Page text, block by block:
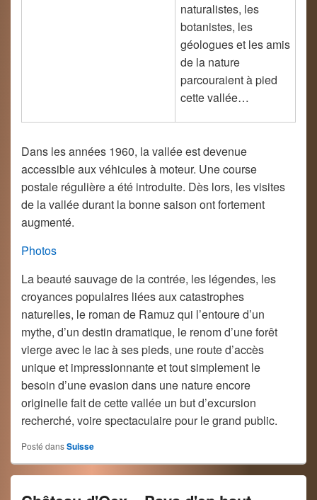
naturalistes, les
botanistes, les
géologues et les amis
de la nature
parcouraient à pied
cette vallée…
Dans les années 1960, la vallée est devenue
accessible aux véhicules à moteur. Une course
postale régulière a été introduite. Dès lors, les visites
de la vallée durant la bonne saison ont fortement
augmenté.
Photos
La beauté sauvage de la contrée, les légendes, les
croyances populaires liées aux catastrophes
naturelles, le roman de Ramuz qui l’entoure d’un
mythe, d’un destin dramatique, le renom d’une forêt
vierge avec le lac à ses pieds, une route d’accès
unique et impressionnante et tout simplement le
besoin d’une evasion dans une nature encore
originelle fait de cette vallée un but d’excursion
recherché, voire spectaculaire pour le grand public.
Posté dansSuisse